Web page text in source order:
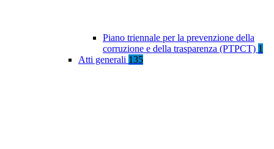
Piano triennale per la prevenzione della
corruzione e della trasparenza (PTPCT) 1
Atti generali 135